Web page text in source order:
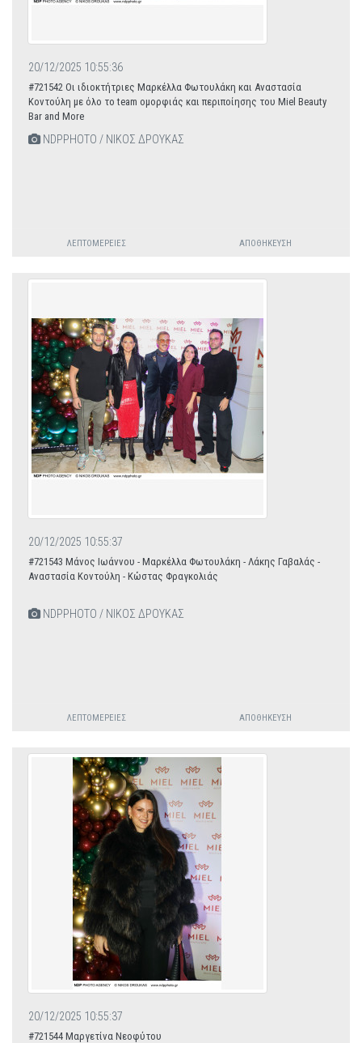
20/12/2025 10:55:36
#721542 Οι ιδιοκτήτριες Μαρκέλλα Φωτουλάκη και Αναστασία
Κοντούλη με όλο το team ομορφιάς και περιποίησης του Miel Beauty
Bar and More
NDPPHOTO / ΝΙΚΟΣ ΔΡΟΥΚΑΣ
ΛΕΠΤΟΜΈΡΕΙΕΣ ΑΠΟΘΉΚΕΥΣΗ
20/12/2025 10:55:37
#721543 Μάνος Ιωάννου - Μαρκέλλα Φωτουλάκη - Λάκης Γαβαλάς -
Αναστασία Κοντούλη - Κώστας Φραγκολιάς
NDPPHOTO / ΝΙΚΟΣ ΔΡΟΥΚΑΣ
ΛΕΠΤΟΜΈΡΕΙΕΣ ΑΠΟΘΉΚΕΥΣΗ
20/12/2025 10:55:37
#721544 Μαργετίνα Νεοφύτου